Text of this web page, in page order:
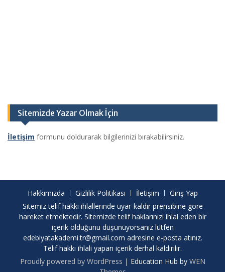
Sitemizde Yazar Olmak İçin
İletişim formunu doldurarak bilgilerinizi bırakabilirsiniz.
Hakkımızda Gizlilik Politikası İletişim
Giriş Yap
Sitemiz telif hakkı ihlallerinde uyar-kaldır prensibine göre
hareket etmektedir. Sitemizde telif haklarınızı ihlal eden bir
içerik olduğunu düşünüyorsanız lütfen
edebiyatakademi.tr@gmail.com adresine e-posta atınız.
Telif hakkı ihlali yapan içerik derhal kaldırılır.
Proudly powered by WordPress | Education Hub by WEN